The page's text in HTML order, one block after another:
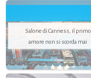
Salone di Canness, il primo
amore non si scorda mai